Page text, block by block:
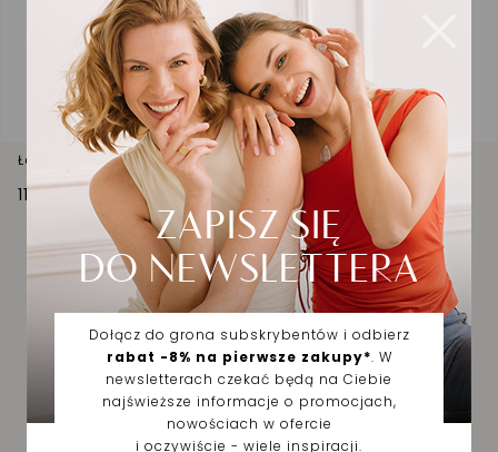
Łańcuszek srebrny splot Ankier
110,00 zł
Biżuteria wybrana dla
Ciebie